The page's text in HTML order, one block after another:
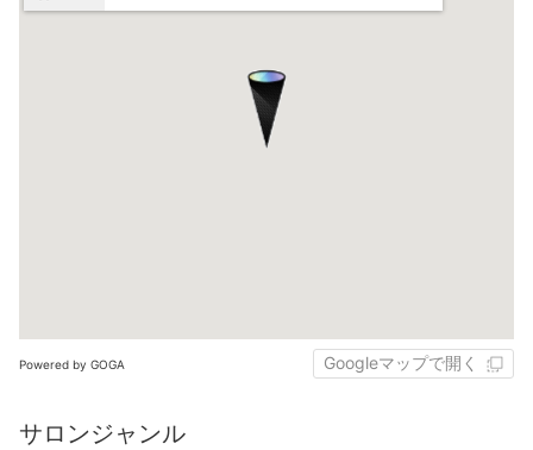
Powered by GOGA Googleマップで開く
サロンジャンル